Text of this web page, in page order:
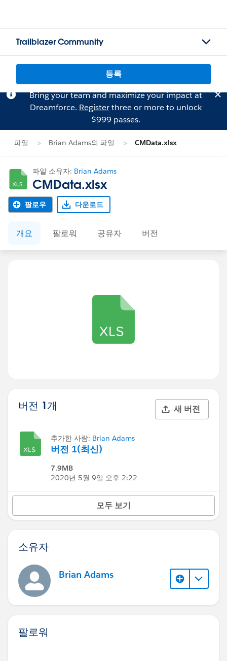
Trailblazer Community
등록
Bring your team and maximize your impact at
Dreamforce. Registerthree or more to unlock
$999 passes.
파일 Brian Adams의 파일 CMData.xlsx
파일 소유자: Brian Adams
CMData.xlsx
팔로우 다운로드
개요 팔로워 공유자 버전
버전 1개 새 버전
추가한 사람: Brian Adams
버전 1(최신)
7.9MB
2020년 5월 9일 오후 2:22
모두 보기
소유자
Brian Adams
팔로워